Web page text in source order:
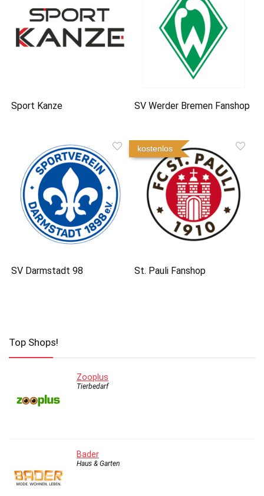
Sport Kanze SV Werder Bremen Fanshop
SV Darmstadt 98
kostenlos
St. Pauli Fanshop
Top Shops!
Zooplus
Tierbedarf
Bader
Haus & Garten